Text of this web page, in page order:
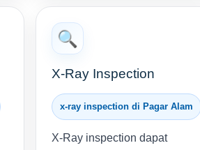
🔍
X-Ray Inspection
x-ray inspection di Pagar Alam
X-Ray inspection dapat